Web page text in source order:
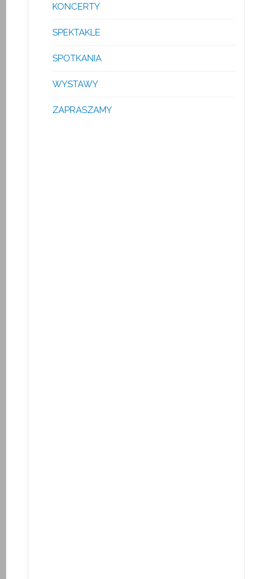
KONCERTY
SPEKTAKLE
SPOTKANIA
WYSTAWY
ZAPRASZAMY